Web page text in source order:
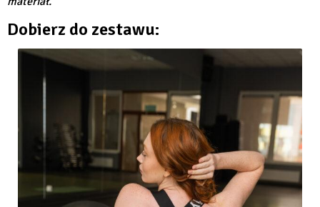
Dobierz do zestawu: